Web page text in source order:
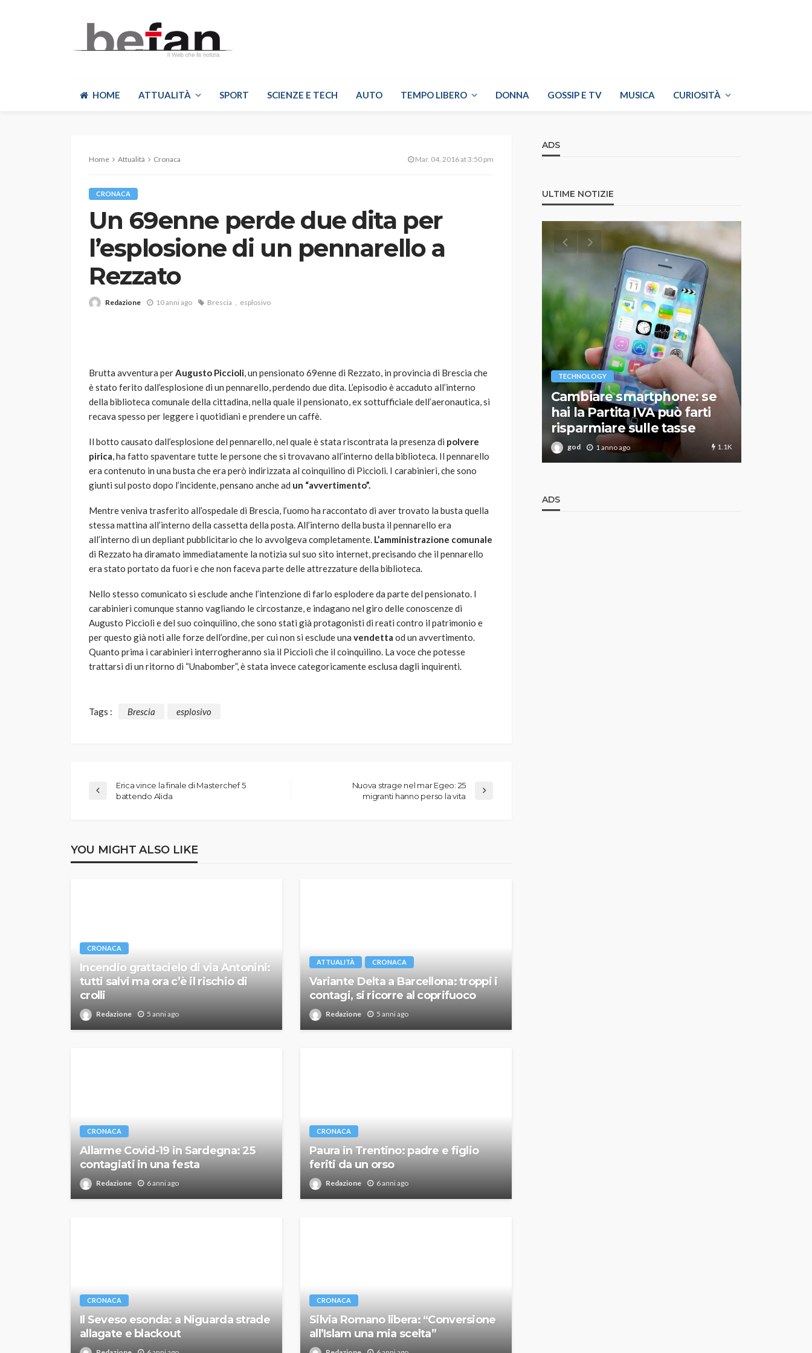
HOME ATTUALITÀ SPORT SCIENZE E TECH AUTO TEMPO LIBERO DONNA GOSSIP E TV MUSICA CURIOSITÀ
Home Attualità Cronaca Mar. 04, 2016 at 3:50 pm
CRONACA
Un 69enne perde due dita per
l’esplosione di un pennarello a
Rezzato
Redazione 10 anni ago Brescia esplosivo
Brutta avventura perAugusto Piccioli, un pensionato 69enne di Rezzato, in provincia di Brescia che
è stato ferito dall’esplosione di un pennarello, perdendo due dita. L’episodio è accaduto all’interno
della biblioteca comunale della cittadina, nella quale il pensionato, ex sottufficiale dell’aeronautica, si
recava spesso per leggere i quotidiani e prendere un caffè.
Il botto causato dall’esplosione del pennarello, nel quale è stata riscontrata la presenza di polvere
pirica, ha fatto spaventare tutte le persone che si trovavano all’interno della biblioteca. Il pennarello
era contenuto in una busta che era però indirizzata al coinquilino di Piccioli. I carabinieri, che sono
giunti sul posto dopo l’incidente, pensano anche ad un “avvertimento”.
Mentre veniva trasferito all’ospedale di Brescia, l’uomo ha raccontato di aver trovato la busta quella
stessa mattina all’interno della cassetta della posta. All’interno della busta il pennarello era
all’interno di un depliant pubblicitario che lo avvolgeva completamente. L’amministrazione comunale
di Rezzato ha diramato immediatamente la notizia sul suo sito internet, precisando che il pennarello
era stato portato da fuori e che non faceva parte delle attrezzature della biblioteca.
Nello stesso comunicato si esclude anche l’intenzione di farlo esplodere da parte del pensionato. I
carabinieri comunque stanno vagliando le circostanze, e indagano nel giro delle conoscenze di
Augusto Piccioli e del suo coinquilino, che sono stati già protagonisti di reati contro il patrimonio e
per questo già noti alle forze dell’ordine, per cui non si esclude una vendetta od un avvertimento.
Quanto prima i carabinieri interrogheranno sia il Piccioli che il coinquilino. La voce che potesse
trattarsi di un ritorno di “Unabomber”, è stata invece categoricamente esclusa dagli inquirenti.
Tags : Brescia esplosivo
Erica vince la finale di Masterchef 5
battendo Alida
Nuova strage nel mar Egeo: 25
migranti hanno perso la vita
YOU MIGHT ALSO LIKE
CRONACA
Incendio grattacielo di via Antonini:
tutti salvi ma ora c’è il rischio di
crolli
Redazione 5 anni ago
ATTUALITÀ CRONACA
Variante Delta a Barcellona: troppi i
contagi, si ricorre al coprifuoco
Redazione 5 anni ago
CRONACA
Allarme Covid-19 in Sardegna: 25
contagiati in una festa
Redazione 6 anni ago
CRONACA
Paura in Trentino: padre e figlio
feriti da un orso
Redazione 6 anni ago
CRONACA
Il Seveso esonda: a Niguarda strade
allagate e blackout
CRONACA
Silvia Romano libera: “Conversione
all’Islam una mia scelta”
ADS
ULTIME NOTIZIE
VARIE
Robot tagliaerba: quale
god 1 anno ago 785
Davis: tennis mondiale e
passione per
god 9 mesi ago
TECHNOLOGY
Cambiare smartphone: se
hai la Partita IVA può farti
risparmiare sulle tasse
god 1 anno ago 1.1K
ADS